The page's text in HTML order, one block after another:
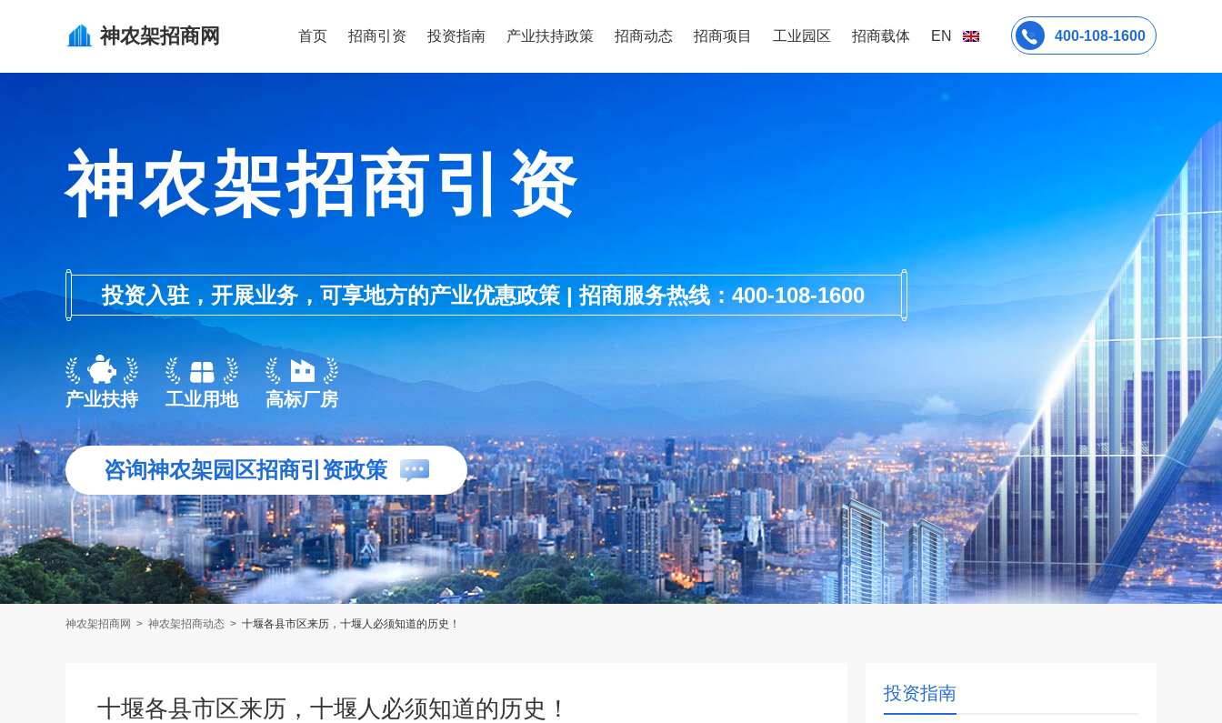
神农架招商网 首页 招商引资 投资指南 产业扶持政策 招商动态 招商项目 工业园区 招商载体 EN 400-108-1600
神农架招商引资
投资入驻，开展业务，可享地方的产业优惠政策 | 招商服务热线：400-108-1600
产业扶持 工业用地 高标厂房
咨询神农架园区招商引资政策
神农架招商网 > 神农架招商动态 > 十堰各县市区来历，十堰人必须知道的历史！
十堰各县市区来历，十堰人必须知道的历史！
投资指南